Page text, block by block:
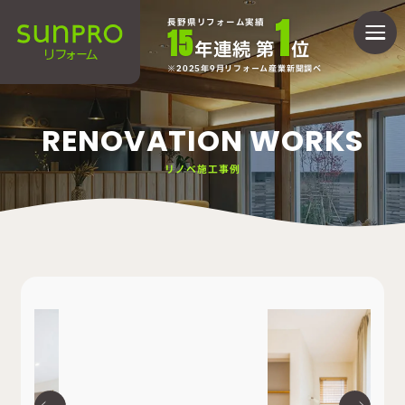
長野県リフォーム実績
15年連続 第1位
2025年9月リフォーム産業新聞調べ
RENOVATION WORKS
リノベ施工事例